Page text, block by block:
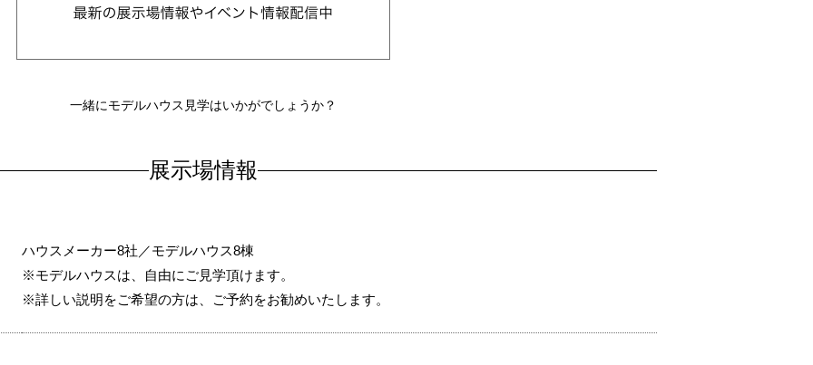
一緒にモデルハウス見学はいかがでしょうか？
展示場情報
ハウスメーカー8社／モデルハウス8棟
※モデルハウスは、自由にご見学頂けます。
※詳しい説明をご希望の方は、ご予約をお勧めいたします。